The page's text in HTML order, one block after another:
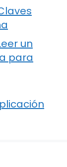
un
para